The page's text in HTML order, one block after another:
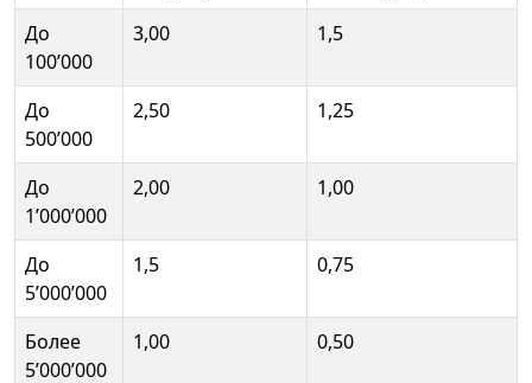
До
100’000
3,00 1,5
До
500’000
2,50 1,25
До
1’000’000
2,00 1,00
До
5’000’000
1,5 0,75
Более
5’000’000
1,00 0,50